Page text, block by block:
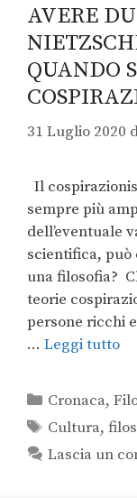
AVERE
QUANDO
31 Luglio 2020
Il
sempre più
dell’eventuale
scientifica, può
una filosofia?
teorie
persone ricchi
… Leggi tutto
Cronaca,
Cultura,
Lascia un